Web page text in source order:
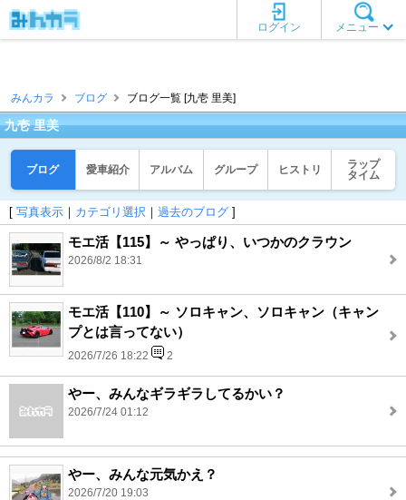
メニュー
ログイン
みんカラ ブログ ブログ一覧 [九壱 里美]
九壱 里美
ブログ 愛車紹介 アルバム グループ ヒストリ
ラップ
タイム
[ 写真表示 ｜ カテゴリ選択 ｜ 過去のブログ ]
モエ活【115】～ やっぱり、いつかのクラウン
2026/8/2 18:31
モエ活【110】～ ソロキャン、ソロキャン（キャン
プとは言ってない）
2026/7/26 18:22 2
やー、みんなギラギラしてるかい？
2026/7/24 01:12
やー、みんな元気かえ？
2026/7/20 19:03